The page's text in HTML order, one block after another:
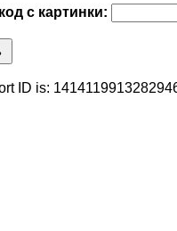
с картинки:
ID is: